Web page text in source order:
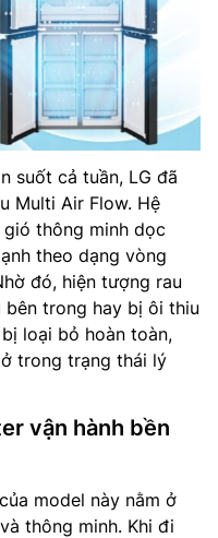
suốt cả tuần, LG đã
Multi Air Flow. Hệ
thông minh dọc
theo dạng vòng
đó, hiện tượng rau
bên trong hay bị ôi thiu
loại bỏ hoàn toàn,
trong trạng thái lý
vận hành bền
model này nằm ở
thông minh. Khi đi